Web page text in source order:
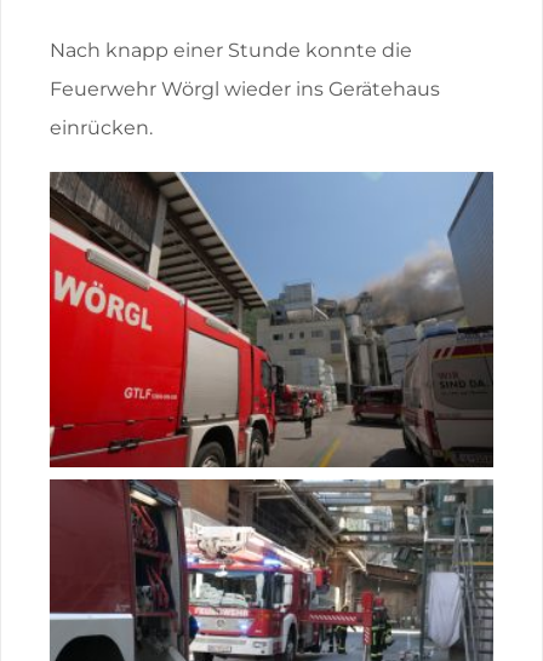
Nach knapp einer Stunde konnte die
Feuerwehr Wörgl wieder ins Gerätehaus
einrücken.